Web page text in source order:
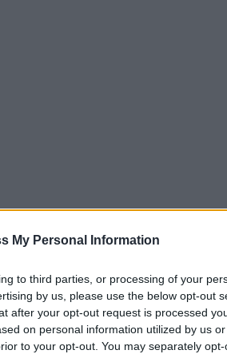
My Personal Information
to third parties, or processing of your
by us, please use the below opt-out
after your opt-out request is processed
on personal information utilized by us
to your opt-out. You may separately
stanno già
ordine di tempo
inaspettato al suo
in Messico, si è